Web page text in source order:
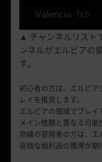
▲ チャンネルリスト
ンネルがエルビアの
す。
初心者の方は、エルビ
レイを推奨します。
エルビアの領域でプレ
メイン依頼と重なる可能
熟練の冒険者の方は、
高価な戦利品の獲得が期